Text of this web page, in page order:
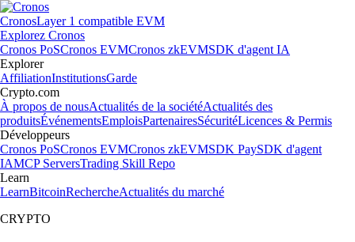
CronosLayer 1 compatible EVM
Explorez Cronos
Cronos PoSCronos EVMCronos zkEVMSDK d'agent IA
Explorer
AffiliationInstitutionsGarde
Crypto.com
À propos de nousActualités de la sociétéActualités des
produitsÉvénementsEmploisPartenairesSécuritéLicences & Permis
Développeurs
Cronos PoSCronos EVMCronos zkEVMSDK PaySDK d'agent
IAMCP ServersTrading Skill Repo
Learn
LearnBitcoinRechercheActualités du marché
CRYPTO